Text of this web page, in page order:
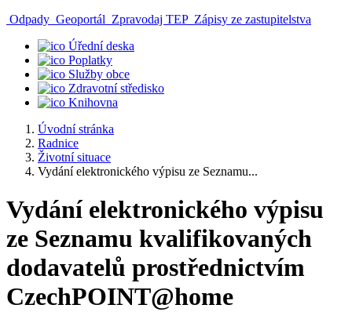
Odpady Geoportál Zpravodaj TEP Zápisy ze zastupitelstva
Úřední deska
Poplatky
Služby obce
Zdravotní středisko
Knihovna
Úvodní stránka
Radnice
Životní situace
Vydání elektronického výpisu ze Seznamu...
Vydání elektronického výpisu
ze Seznamu kvalifikovaných
dodavatelů prostřednictvím
CzechPOINT@home